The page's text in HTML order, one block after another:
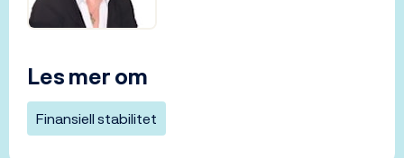
Les mer om
Finansiell stabilitet